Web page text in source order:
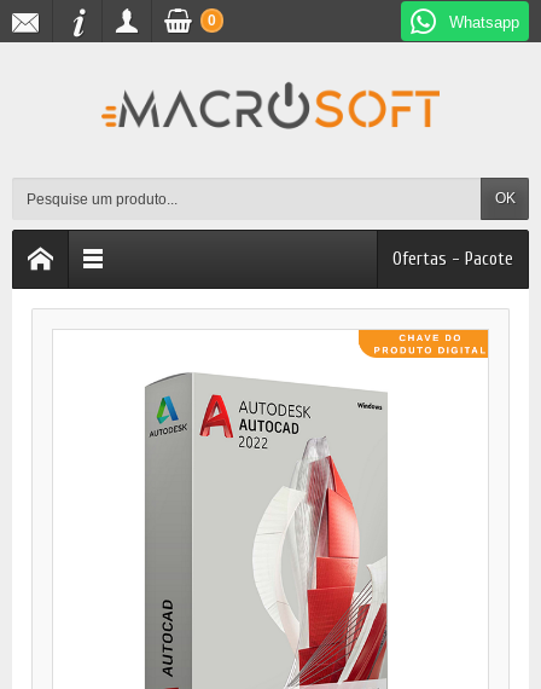
Whatsapp
OK
0
Ofertas - Pacote